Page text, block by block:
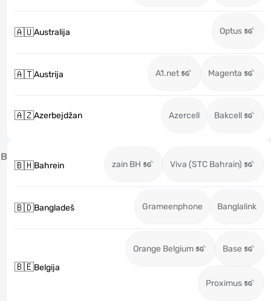
🇦🇺Australija Optus
🇦🇹Austrija A1.net Magenta
🇦🇿Azerbejdžan Azercell Bakcell
B
🇧🇭Bahrein zain BH Viva (STC Bahrain)
🇧🇩Bangladeš Grameenphone Banglalink
🇧🇪Belgija
Orange Belgium Base
Proximus